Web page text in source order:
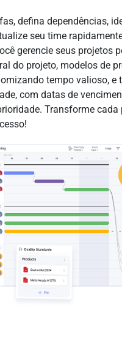
defina dependências,
seu time
gerencie seus projetos
do projeto, modelos de
tempo valioso, e
com datas de
Transforme cada